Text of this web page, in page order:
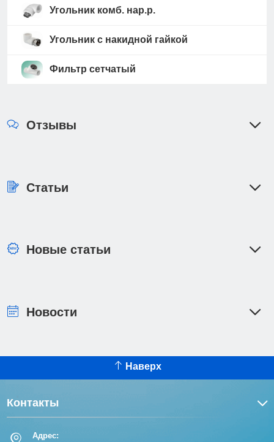
Угольник комб. нар.р.
Угольник с накидной гайкой
Фильтр сетчатый
Отзывы
Статьи
Новые статьи
Новости
Наверх
Контакты
Адрес: